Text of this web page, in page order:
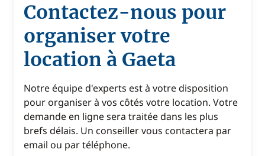
Contactez-nous pour
organiser votre
location à Gaeta
Notre équipe d'experts est à votre disposition
pour organiser à vos côtés votre location. Votre
demande en ligne sera traitée dans les plus
brefs délais. Un conseiller vous contactera par
email ou par téléphone.